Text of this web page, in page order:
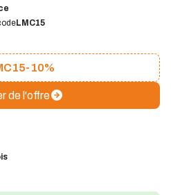
LMC15
-10%
de l'offre